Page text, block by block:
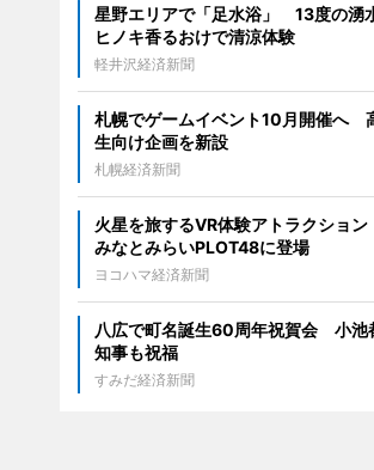
星野エリアで「足水浴」 13度の湧
ヒノキ香るおけで清涼体験
軽井沢経済新聞
札幌でゲームイベント10月開催へ
生向け企画を新設
札幌経済新聞
火星を旅するVR体験アトラクション
みなとみらいPLOT48に登場
ヨコハマ経済新聞
八広で町名誕生60周年祝賀会 小池
知事も祝福
すみだ経済新聞